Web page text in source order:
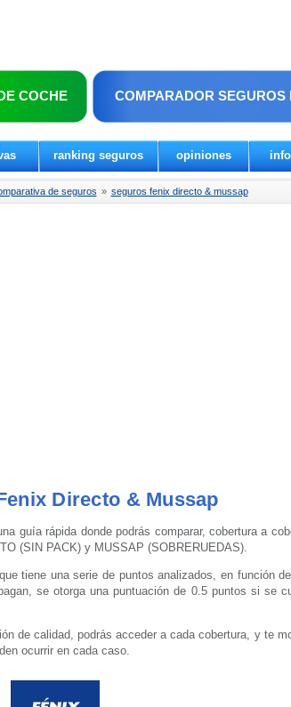
COCHE COMPARADOR SEGUROS
ranking seguros opiniones
de seguros » seguros fenix directo & mussap
Directo & Mussap
guía rápida donde podrás comparar, cobertura a
(SIN PACK) y MUSSAP (SOBRERUEDAS).
tiene una serie de puntos analizados, en función
se otorga una puntuación de 0.5 puntos si se
de calidad, podrás acceder a cada cobertura, y te
ocurrir en cada caso.